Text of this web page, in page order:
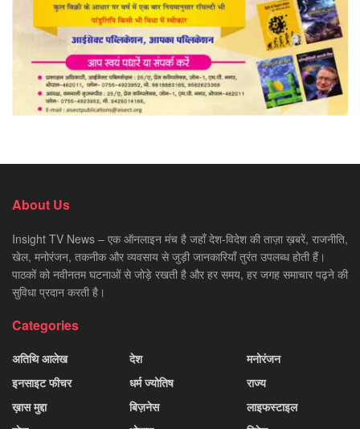
About Us
Insight TV News – एक ऑनलाइन मंच है जहाँ देश-विदेश की ताज़ा ख़बरें, राजनीति,
खेल, मनोरंजन, तकनीक और व्यवसाय से जुड़ी जानकारियाँ तुरंत उपलब्ध होती हैं।
पाठकों को नवीनतम घटनाओं से जोड़े रखती है और हर समय, हर जगह समाचार पढ़ने की
सुविधा प्रदान करती है।
Categories
अतिथि आलेख
इनसाइट फीचर
ख़ास मुद्दा
देश
धर्म ज्योतिष
बिज़नेस
मनोरंजन
राज्य
लाइफस्टाइल